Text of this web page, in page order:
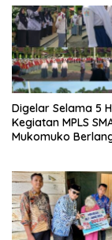
Digelar Selama 5
Kegiatan MPLS
Mukomuko